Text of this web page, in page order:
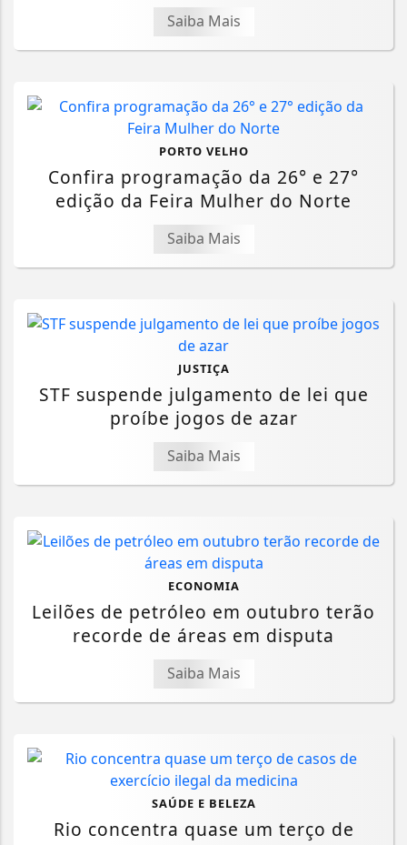
Saiba Mais
PORTO VELHO
Confira programação da 26° e 27°
edição da Feira Mulher do Norte
Saiba Mais
JUSTIÇA
STF suspende julgamento de lei que
proíbe jogos de azar
Saiba Mais
ECONOMIA
Leilões de petróleo em outubro terão
recorde de áreas em disputa
Saiba Mais
SAÚDE E BELEZA
Rio concentra quase um terço de